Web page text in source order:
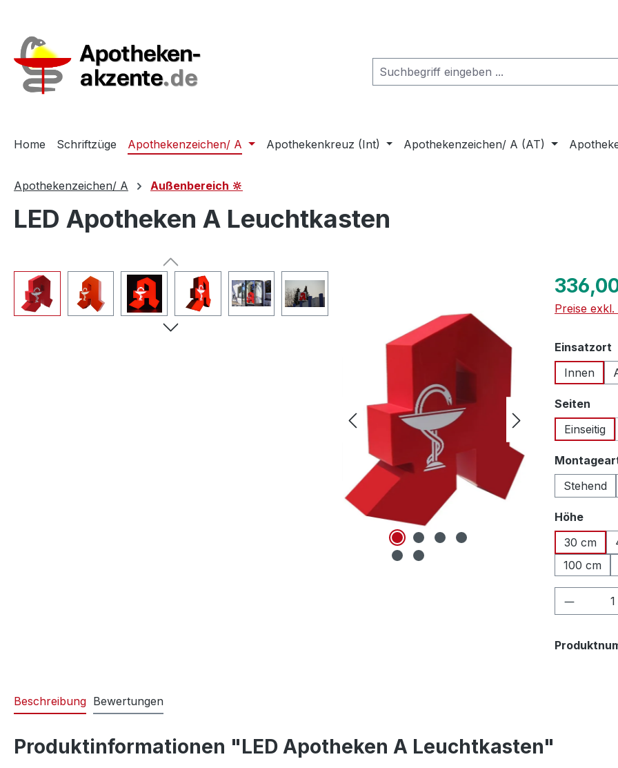
Home Schriftzüge Apothekenzeichen/ A Apothekenkreuz (Int) Apothekenzeichen/ A (AT)
Apothekenzeichen/ A Außenbereich 🔆
LED Apotheken A Leuchtkasten
Regulärer
Preise
Einsatzort
Innen
Seiten
Einseitig
Stehend
Höhe
30 cm
100 cm
Beschreibung Bewertungen
Produktinformationen "LED Apotheken A Leuchtkasten"